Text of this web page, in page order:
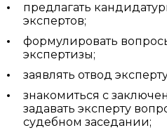
предлагать
экспертов;
формулировать
экспертизы;
заявлять отвод
знакомиться с
задавать эксперту
судебном заседании;